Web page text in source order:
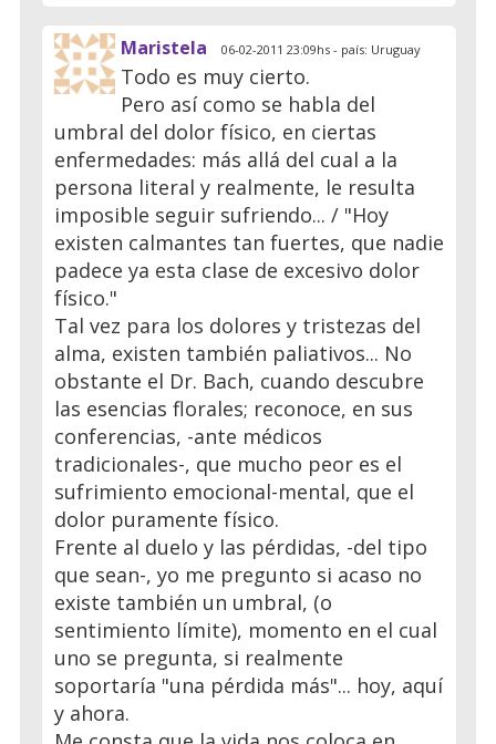
Maristela 06-02-2011 23:09hs - país: Uruguay
Todo es muy cierto.
Pero así como se habla del
umbral del dolor físico, en ciertas
enfermedades: más allá del cual a la
persona literal y realmente, le resulta
imposible seguir sufriendo... / "Hoy
existen calmantes tan fuertes, que nadie
padece ya esta clase de excesivo dolor
físico."
Tal vez para los dolores y tristezas del
alma, existen también paliativos... No
obstante el Dr. Bach, cuando descubre
las esencias florales; reconoce, en sus
conferencias, -ante médicos
tradicionales-, que mucho peor es el
sufrimiento emocional-mental, que el
dolor puramente físico.
Frente al duelo y las pérdidas, -del tipo
que sean-, yo me pregunto si acaso no
existe también un umbral, (o
sentimiento límite), momento en el cual
uno se pregunta, si realmente
soportaría "una pérdida más"... hoy, aquí
y ahora.